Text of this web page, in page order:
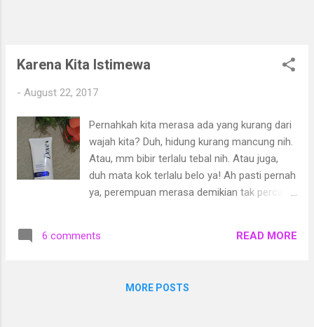
Karena Kita Istimewa
- August 22, 2017
Pernahkah kita merasa ada yang kurang dari
wajah kita? Duh, hidung kurang mancung nih.
Atau, mm bibir terlalu tebal nih. Atau juga,
duh mata kok terlalu belo ya! Ah pasti pernah
ya, perempuan merasa demikian tak percaya
ingin terlihat sempurna di depan pasangan.
6 comments READ MORE
MORE POSTS